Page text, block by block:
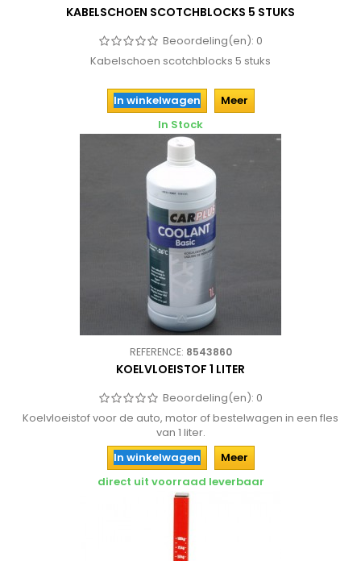
KABELSCHOEN SCOTCHBLOCKS 5 STUKS
Beoordeling(en): 0
Kabelschoen scotchblocks 5 stuks
In winkelwagen
Meer
In Stock
REFERENCE: 8543860
KOELVLOEISTOF 1 LITER
Beoordeling(en): 0
Koelvloeistof voor de auto, motor of bestelwagen in een fles
van 1 liter.
In winkelwagen
Meer
direct uit voorraad leverbaar